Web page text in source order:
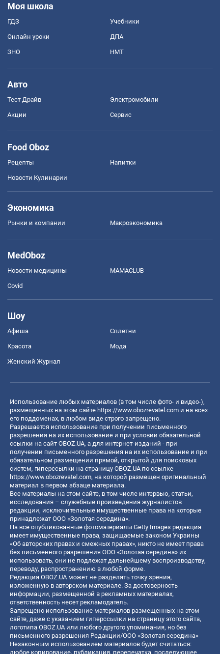
Моя школа
ГДЗ Учебники
Онлайн уроки ДПА
ЗНО НМТ
Авто
Тест Драйв Электромобили
Акции Сервис
Food Oboz
Рецепты Напитки
Новости Кулинарии
Экономика
Рынки и компании Mакроэкономика
MedOboz
Новости медицины MAMACLUB
Covid
Шоу
Афиша Сплетни
Красота Мода
Женский Журнал
Использование любых материалов (в том числе фото- и видео-),
размещенных на этом сайте https://www.obozrevatel.com и на всех
его поддоменах, в любом виде строго запрещено.
Разрешается использование при получении письменного
разрешения на их использование и при условии обязательной
ссылки на сайт OBOZ.UA, а для интернет-изданий - при
получении письменного разрешения на их использование и при
обязательном размещении прямой, открытой для поисковых
систем, гиперссылки на страницу OBOZ.UA по ссылке
https://www.obozrevatel.com, на которой размещен оригинальный
материал в первом абзаце материала.
Все материалы на этом сайте, в том числе интервью, статьи,
исследования – служебные произведения журналистов
редакции, исключительные имущественные права на которые
принадлежат ООО «Золотая середина».
На все опубликованные фотоматериалы Getty Images редакция
имеет имущественные права, защищаемые законом Украины
«Об авторских правах и смежных правах», никто не имеет права
без письменного разрешения ООО «Золотая середина» их
использовать, они не подлежат дальнейшему воспроизводству,
переводу, распространению в любой форме.
Редакция OBOZ.UA может не разделять точку зрения,
изложенную в авторском материале. За достоверность
информации, размещенной в рекламных материалах,
ответственность несет рекламодатель.
Запрещено использование материалов размещенных на этом
сайте, даже с указанием гиперссылки на страницу этого сайта,
логотипа OBOZ.UA или любого другого упоминания, но без
письменного разрешения Редакции/ООО «Золотая середина»
Незаконным использованием материалов будет считаться:
любое копирование, публикация, перепечатка, последующее